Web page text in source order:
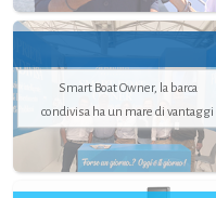
Smart Boat Owner, la barca
condivisa ha un mare di vantaggi